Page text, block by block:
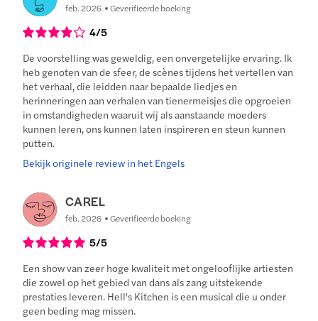
feb. 2026 Geverifieerde boeking
4/5
De voorstelling was geweldig, een onvergetelijke ervaring. Ik
heb genoten van de sfeer, de scènes tijdens het vertellen van
het verhaal, die leidden naar bepaalde liedjes en
herinneringen aan verhalen van tienermeisjes die opgroeien
in omstandigheden waaruit wij als aanstaande moeders
kunnen leren, ons kunnen laten inspireren en steun kunnen
putten.
Bekijk originele review in het Engels
CAREL
feb. 2026 Geverifieerde boeking
5/5
Een show van zeer hoge kwaliteit met ongelooflijke artiesten
die zowel op het gebied van dans als zang uitstekende
prestaties leveren. Hell's Kitchen is een musical die u onder
geen beding mag missen.